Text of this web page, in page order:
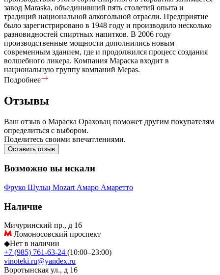
завод Maraska, объединивший пять столетий опыта и
традиций национальной алкогольной отрасли. Предприятие
было зарегистрировано в 1948 году и производило несколько
разновидностей спиртных напитков. В 2006 году
производственные мощности дополнились новым
современным зданием, где и продолжился процесс создания
волшебного ликера. Компания Мараска входит в
национальную группу компаний Mepas.
Подробнее
Отзывы
Ваш отзыв о Мараска Ораховац поможет другим покупателям
определиться с выбором.
Поделитесь своими впечатлениями.
Оставить отзыв
Возможно вы искали
Фруко Шульц Mozart Амаро Амаретто
Наличие
Мичуринский пр., д 16
Ломоносовский проспект
◆Нет в наличии
+7 (985) 761-63-24 (10:00–23:00)
vinoteki.ru@yandex.ru
Воротынская ул., д 16